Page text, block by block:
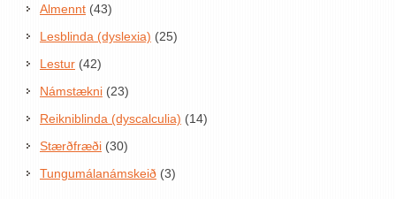
Almennt (43)
Lesblinda (dyslexia) (25)
Lestur (42)
Námstækni (23)
Reikniblinda (dyscalculia) (14)
Stærðfræði (30)
Tungumálanámskeið (3)